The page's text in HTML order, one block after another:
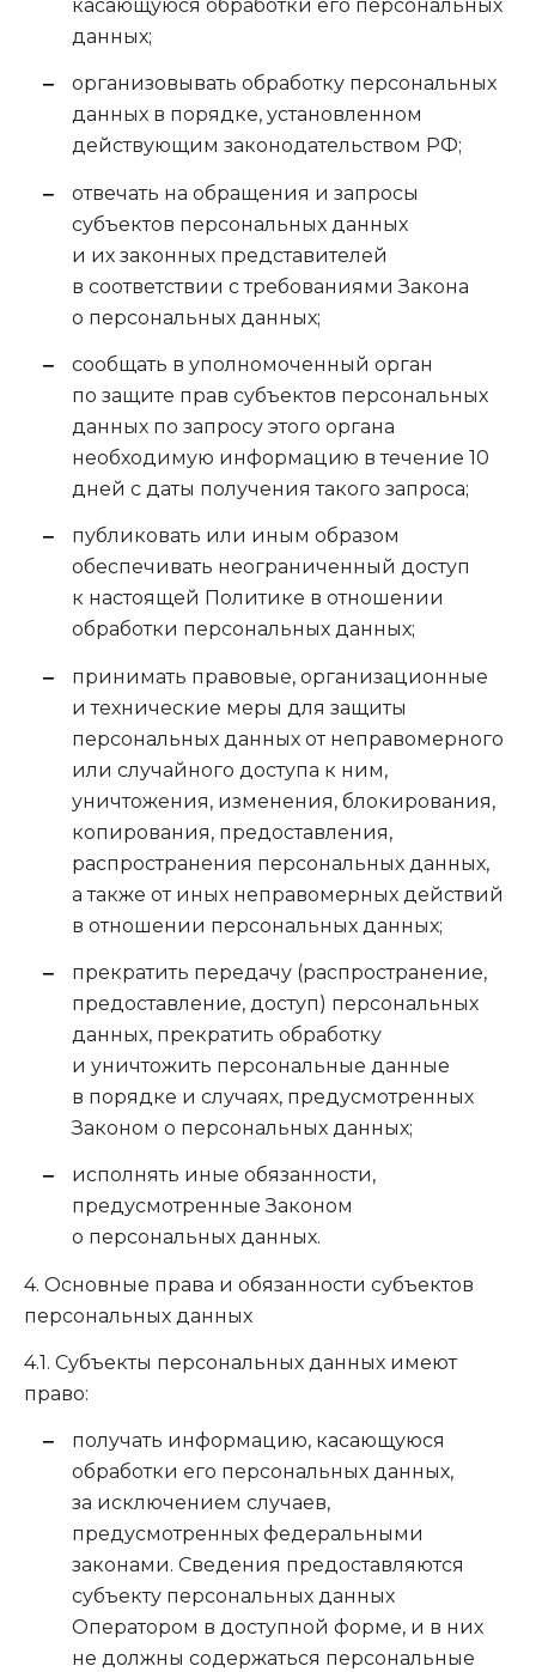
касающуюся обработки его персональных
данных;
организовывать обработку персональных
данных в порядке, установленном
действующим законодательством РФ;
отвечать на обращения и запросы
субъектов персональных данных
и их законных представителей
в соответствии с требованиями Закона
о персональных данных;
сообщать в уполномоченный орган
по защите прав субъектов персональных
данных по запросу этого органа
необходимую информацию в течение 10
дней с даты получения такого запроса;
публиковать или иным образом
обеспечивать неограниченный доступ
к настоящей Политике в отношении
обработки персональных данных;
принимать правовые, организационные
и технические меры для защиты
персональных данных от неправомерного
или случайного доступа к ним,
уничтожения, изменения, блокирования,
копирования, предоставления,
распространения персональных данных,
а также от иных неправомерных действий
в отношении персональных данных;
прекратить передачу (распространение,
предоставление, доступ) персональных
данных, прекратить обработку
и уничтожить персональные данные
в порядке и случаях, предусмотренных
Законом о персональных данных;
исполнять иные обязанности,
предусмотренные Законом
о персональных данных.
4. Основные права и обязанности субъектов
персональных данных
4.1. Субъекты персональных данных имеют
право:
получать информацию, касающуюся
обработки его персональных данных,
за исключением случаев,
предусмотренных федеральными
законами. Сведения предоставляются
субъекту персональных данных
Оператором в доступной форме, и в них
не должны содержаться персональные